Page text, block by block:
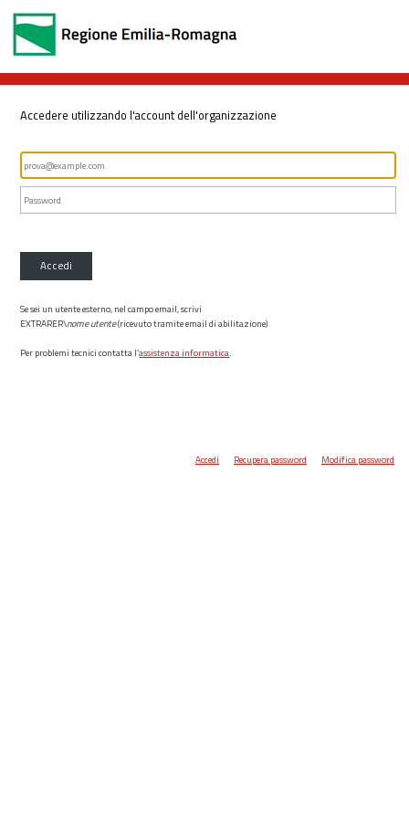
Accedere utilizzando l'account dell'organizzazione
Accedi
Se sei un utente esterno, nel campo email, scrivi
EXTRARER\nome utente(ricevuto tramite email di abilitazione)
Per problemi tecnici contatta l’assistenza informatica.
Accedi Recupera password Modifica password